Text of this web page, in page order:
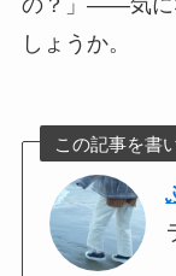
しょうか。
この記事を書